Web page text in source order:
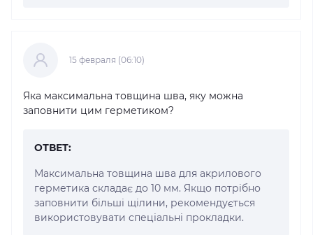
15 февраля (06:10)
Яка максимальна товщина шва, яку можна
заповнити цим герметиком?
ОТВЕТ:
Максимальна товщина шва для акрилового
герметика складає до 10 мм. Якщо потрібно
заповнити більші щілини, рекомендується
використовувати спеціальні прокладки.